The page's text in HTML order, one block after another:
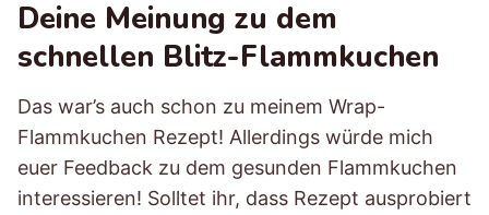
Deine Meinung zu dem
schnellen Blitz-Flammkuchen
Das war’s auch schon zu meinem Wrap-
Flammkuchen Rezept! Allerdings würde mich
euer Feedback zu dem gesunden Flammkuchen
interessieren! Solltet ihr, dass Rezept ausprobiert